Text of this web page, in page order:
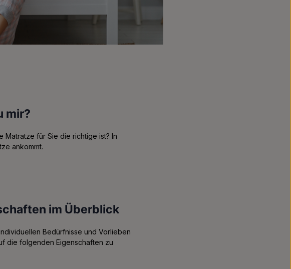
mir?
für Sie die richtige ist? In
ankommt.
im Überblick
Bedürfnisse und Vorlieben
die folgenden Eigenschaften zu